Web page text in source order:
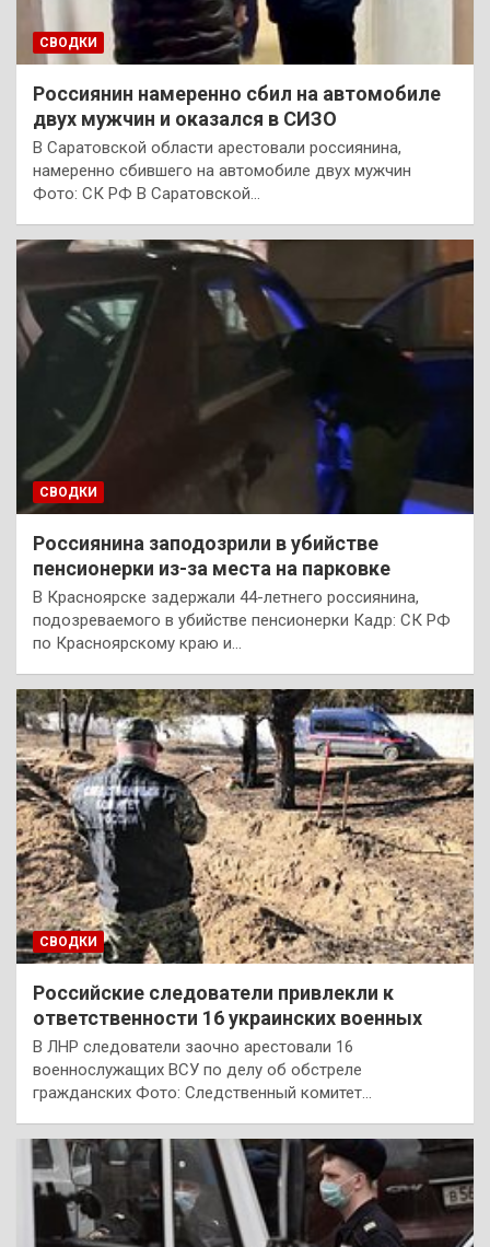
СВОДКИ
Россиянин намеренно сбил на автомобиле
двух мужчин и оказался в СИЗО
В Саратовской области арестовали россиянина,
намеренно сбившего на автомобиле двух мужчин
Фото: СК РФ В Саратовской…
СВОДКИ
Россиянина заподозрили в убийстве
пенсионерки из-за места на парковке
В Красноярске задержали 44-летнего россиянина,
подозреваемого в убийстве пенсионерки Кадр: СК РФ
по Красноярскому краю и…
СВОДКИ
Российские следователи привлекли к
ответственности 16 украинских военных
В ЛНР следователи заочно арестовали 16
военнослужащих ВСУ по делу об обстреле
гражданских Фото: Следственный комитет…